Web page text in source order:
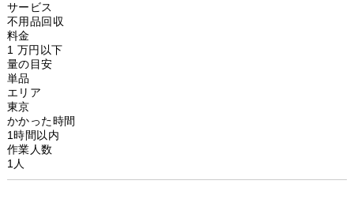
サービス
不用品回収
料金
1 万円以下
量の目安
単品
エリア
東京
かかった時間
1時間以内
作業人数
1人